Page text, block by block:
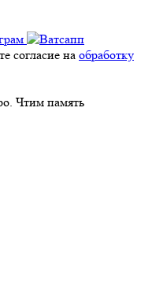
согласие на обработку
Чтим память